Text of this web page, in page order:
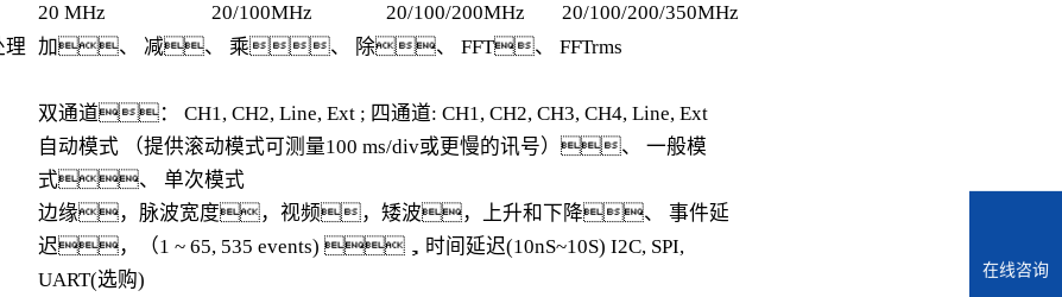
20 MHz 20/100MHz 20/100/200MHz
20/100/200/350MHz
理 加、 减、 乘、 除、 FFT、 FFTrms
双通道： CH1, CH2, Line, Ext ; 四通道: CH1, CH2, CH3, CH4, Line, Ext
自动模式 （提供滚动模式可测量100 ms/div或更慢的讯号）、 一般模
式、 单次模式
边缘，脉波宽度，视频，矮波，上升和下降、 事件延
迟，（1 ~ 65, 535 events) ，时间延迟(10nS~10S) I2C, SPI,
UART(选购)
在线咨询